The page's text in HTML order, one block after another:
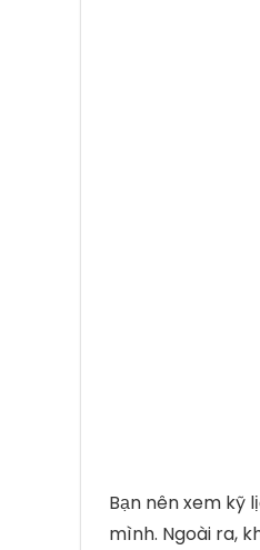
Bạn nên xem kỹ
mình. Ngoài ra,